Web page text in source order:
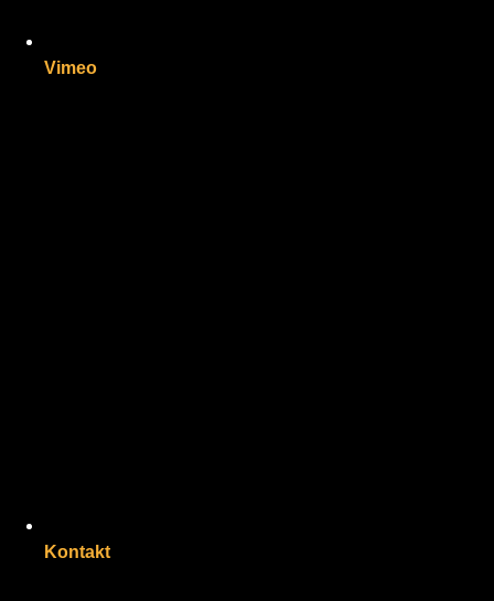
Vimeo
Kontakt